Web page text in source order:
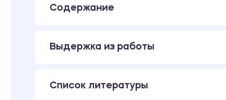
Содержание
Выдержка из работы
Список литературы